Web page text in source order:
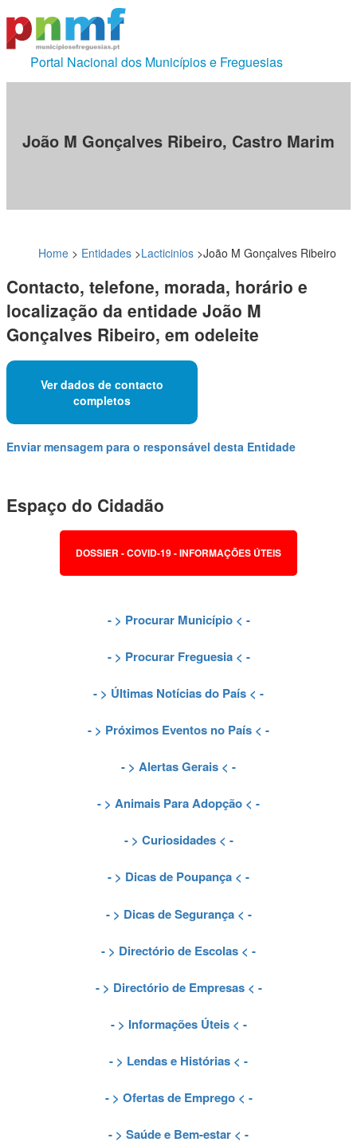
Portal Nacional dos Municípios e Freguesias
João M Gonçalves Ribeiro, Castro Marim
Home > Entidades >Lacticinios >João M Gonçalves Ribeiro
Contacto, telefone, morada, horário e
localização da entidade João M
Gonçalves Ribeiro, em odeleite
Ver dados de contacto
completos
Enviar mensagem para o responsável desta Entidade
Espaço do Cidadão
DOSSIER - COVID-19 - INFORMAÇÕES ÚTEIS
- > Procurar Município< -
- > Procurar Freguesia< -
- > Últimas Notícias do País < -
- > Próximos Eventos no País < -
- > Alertas Gerais < -
- > Animais Para Adopção < -
- > Curiosidades< -
- > Dicas de Poupança < -
- > Dicas de Segurança< -
- > Directório de Escolas < -
- > Directório de Empresas< -
- > Informações Úteis< -
- > Lendas e Histórias < -
- > Ofertas de Emprego< -
- > Saúde e Bem-estar < -